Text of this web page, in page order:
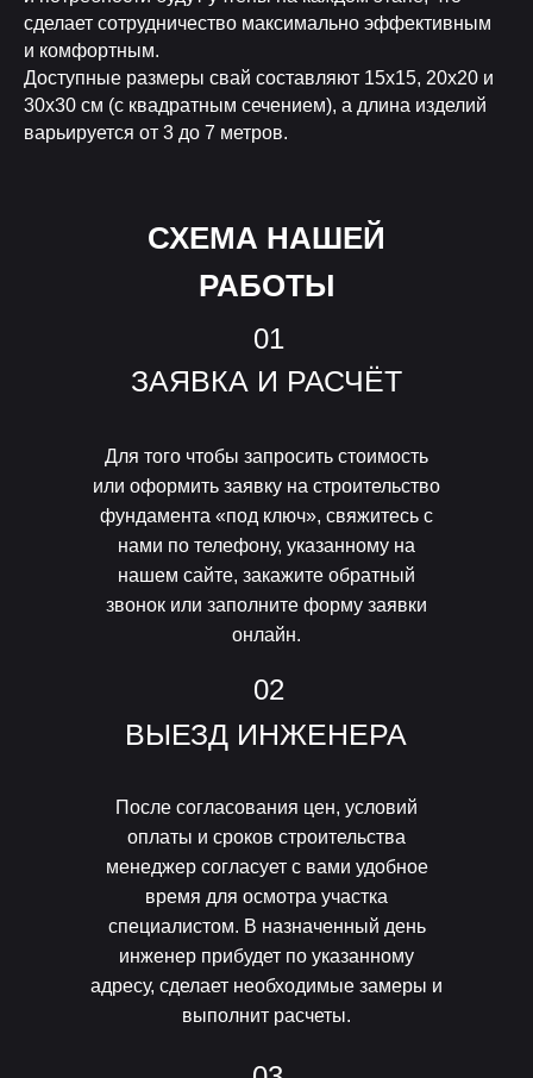
сделает сотрудничество максимально эффективным
и комфортным.
Доступные размеры свай составляют 15х15, 20х20 и
30х30 см (с квадратным сечением), а длина изделий
варьируется от 3 до 7 метров.
СХЕМА НАШЕЙ
РАБОТЫ
Для того чтобы запросить стоимость
или оформить заявку на строительство
фундамента «под ключ», свяжитесь с
нами по телефону, указанному на
нашем сайте, закажите обратный
звонок или заполните форму заявки
онлайн.
ЗАЯВКА И РАСЧЁТ
01
После согласования цен, условий
оплаты и сроков строительства
менеджер согласует с вами удобное
время для осмотра участка
специалистом. В назначенный день
инженер прибудет по указанному
адресу, сделает необходимые замеры и
выполнит расчеты.
ВЫЕЗД ИНЖЕНЕРА
02